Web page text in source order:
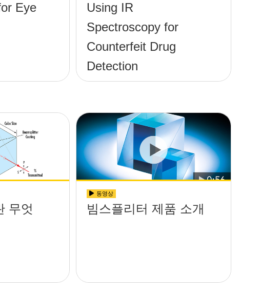
Eye
Using IR
Spectroscopy for
Counterfeit Drug
Detection
무엇
동영상
빔스플리터 제품 소개